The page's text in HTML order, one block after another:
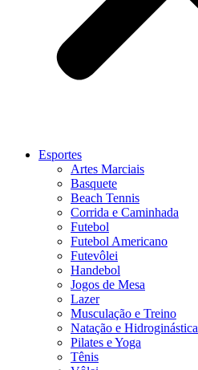
Esportes
Artes Marciais
Basquete
Beach Tennis
Corrida e Caminhada
Futebol
Futebol Americano
Futevôlei
Handebol
Jogos de Mesa
Lazer
Musculação e Treino
Natação e Hidroginástica
Pilates e Yoga
Tênis